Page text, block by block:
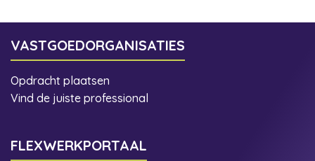
VASTGOEDORGANISATIES
Opdracht plaatsen
Vind de juiste professional
FLEXWERKPORTAAL